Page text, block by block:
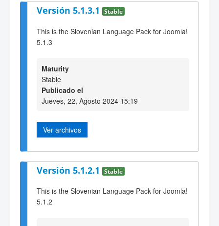
Versión 5.1.3.1 Stable
This is the Slovenian Language Pack for Joomla!
5.1.3
Maturity
Stable
Publicado el
Jueves, 22, Agosto 2024 15:19
Ver archivos
Versión 5.1.2.1 Stable
This is the Slovenian Language Pack for Joomla!
5.1.2